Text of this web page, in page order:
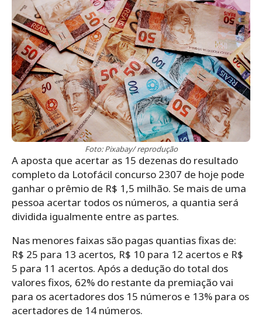
Foto: Pixabay/ reprodução
A aposta que acertar as 15 dezenas do resultado
completo da Lotofácil concurso 2307 de hoje pode
ganhar o prêmio de R$ 1,5 milhão. Se mais de uma
pessoa acertar todos os números, a quantia será
dividida igualmente entre as partes.
Nas menores faixas são pagas quantias fixas de:
R$ 25 para 13 acertos, R$ 10 para 12 acertos e R$
5 para 11 acertos. Após a dedução do total dos
valores fixos, 62% do restante da premiação vai
para os acertadores dos 15 números e 13% para os
acertadores de 14 números.